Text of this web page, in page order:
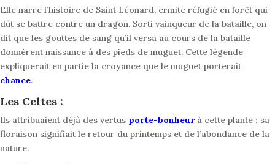
Elle narre l’histoire de Saint Léonard, ermite réfugié en forêt qui
dût se battre contre un dragon. Sorti vainqueur de la bataille, on
dit que les gouttes de sang qu’il versa au cours de la bataille
donnèrent naissance à des pieds de muguet. Cette légende
expliquerait en partie la croyance que le muguet porterait
chance.
Les Celtes :
Ils attribuaient déjà des vertus porte-bonheurà cette plante : sa
floraison signifiait le retour du printemps et de l’abondance de la
nature.